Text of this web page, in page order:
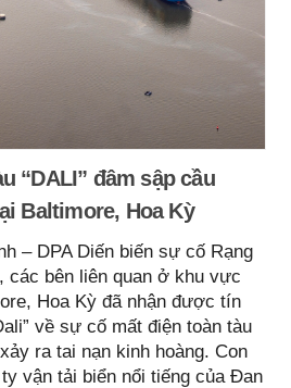
“DALI” đâm sập cầu
Baltimore, Hoa Kỳ
– DPA Diến biến sự cố Rạng
các bên liên quan ở khu vực
Hoa Kỳ đã nhận được tín
về sự cố mất điện toàn tàu
ra tai nạn kinh hoàng. Con
vận tải biển nổi tiếng của Đan